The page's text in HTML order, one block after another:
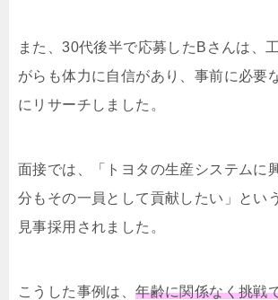
また、30代後半で応募したBさんは、
がらも体力に自信があり、事前に必要
にリサーチしました。
面接では、「トヨタの生産システムに
分もその一員として貢献したい」とい
見事採用されました。
こうした事例は、年齢に関係なく挑戦